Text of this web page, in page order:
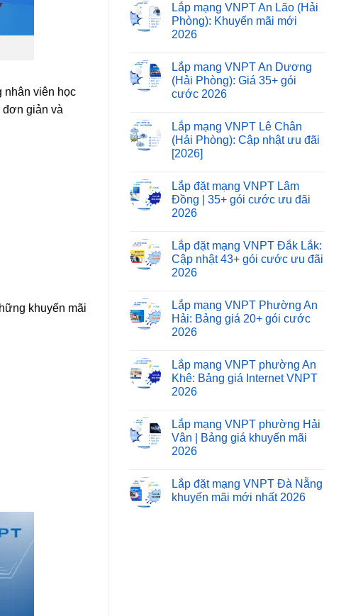
nhân viên học
đơn giản và
khuyến mãi
Lắp mạng VNPT An Lão (Hải
Phòng): Khuyến mãi mới
2026
Lắp mạng VNPT An Dương
(Hải Phòng): Giá 35+ gói
cước 2026
Lắp mạng VNPT Lê Chân
(Hải Phòng): Cập nhật ưu đãi
[2026]
Lắp đặt mạng VNPT Lâm
Đồng | 35+ gói cước ưu đãi
2026
Lắp đặt mạng VNPT Đắk Lắk:
Cập nhật 43+ gói cước ưu đãi
2026
Lắp mạng VNPT Phường An
Hải: Bảng giá 20+ gói cước
2026
Lắp mạng VNPT phường An
Khê: Bảng giá Internet VNPT
2026
Lắp mạng VNPT phường Hải
Vân | Bảng giá khuyến mãi
2026
Lắp đặt mạng VNPT Đà Nẵng
khuyến mãi mới nhất 2026